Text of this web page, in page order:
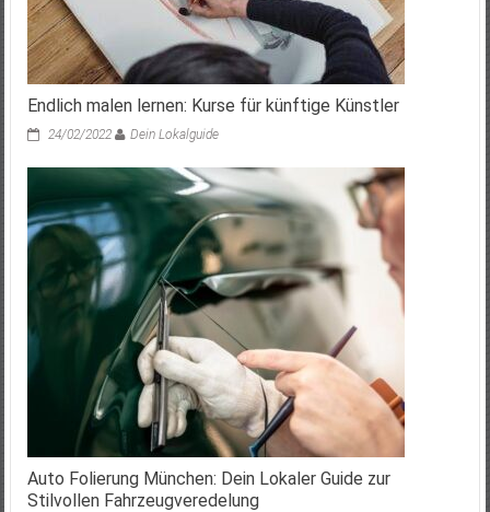
Endlich malen lernen: Kurse für künftige Künstler
24/02/2022 Dein Lokalguide
Auto Folierung München: Dein Lokaler Guide zur
Stilvollen Fahrzeugveredelung